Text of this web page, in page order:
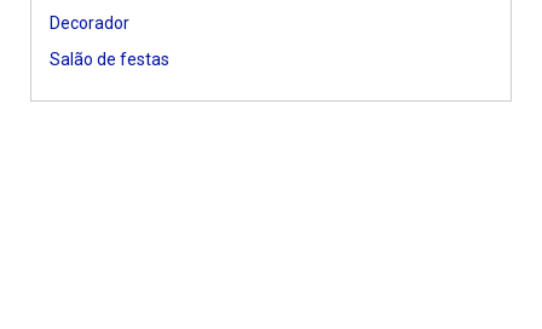
Decorador
Salão de festas